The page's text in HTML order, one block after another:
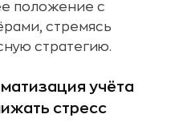
положение с
стремясь
стратегию.
учёта
стресс